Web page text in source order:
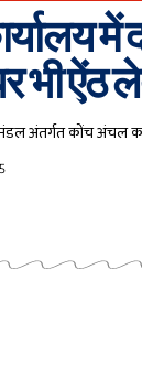
में
ऐंठ
अंतर्गत कोंच अंचल